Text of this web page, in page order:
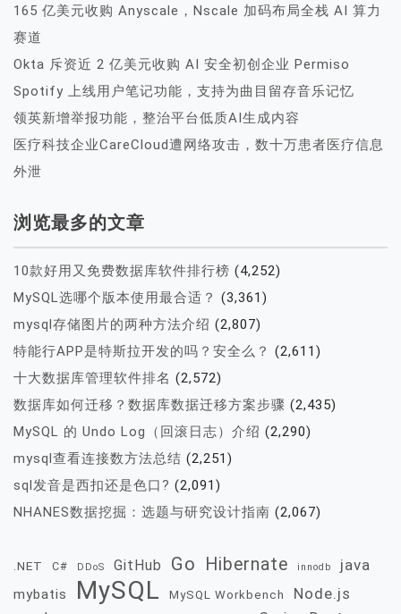
165 亿美元收购 Anyscale，Nscale 加码布局全栈 AI 算力
赛道
Okta 斥资近 2 亿美元收购 AI 安全初创企业 Permiso
Spotify 上线用户笔记功能，支持为曲目留存音乐记忆
领英新增举报功能，整治平台低质AI生成内容
医疗科技企业CareCloud遭网络攻击，数十万患者医疗信息
外泄
浏览最多的文章
10款好用又免费数据库软件排行榜 (4,252)
MySQL选哪个版本使用最合适？ (3,361)
mysql存储图片的两种方法介绍 (2,807)
特能行APP是特斯拉开发的吗？安全么？ (2,611)
十大数据库管理软件排名 (2,572)
数据库如何迁移？数据库数据迁移方案步骤 (2,435)
MySQL 的 Undo Log（回滚日志）介绍 (2,290)
mysql查看连接数方法总结 (2,251)
sql发音是西扣还是色口? (2,091)
NHANES数据挖掘：选题与研究设计指南 (2,067)
.NET C# DDoS GitHub Go Hibernate innodb java
mybatis MySQL MySQL Workbench Node.js